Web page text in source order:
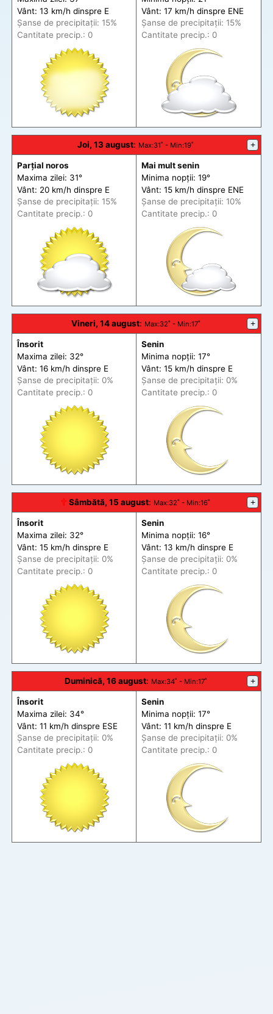
Vânt: 13 km/h dinspre E
Șanse de precipitații: 15%
Cantitate precip.: 0
Vânt: 17 km/h dinspre ENE
Șanse de precipitații: 15%
Cantitate precip.: 0
Joi, 13 august: Max:31˚ - Min:19˚ +
Parțial noros
Maxima zilei: 31°
Vânt: 20 km/h dinspre E
Șanse de precipitații: 15%
Cantitate precip.: 0
Mai mult senin
Minima nopții: 19°
Vânt: 15 km/h dinspre ENE
Șanse de precipitații: 10%
Cantitate precip.: 0
Vineri, 14 august: Max:32˚ - Min:17˚ +
Însorit
Maxima zilei: 32°
Vânt: 16 km/h dinspre E
Șanse de precipitații: 0%
Cantitate precip.: 0
Senin
Minima nopții: 17°
Vânt: 15 km/h dinspre E
Șanse de precipitații: 0%
Cantitate precip.: 0
🕆 Sâmbătă, 15 august: Max:32˚ - Min:16˚ +
Însorit
Maxima zilei: 32°
Vânt: 15 km/h dinspre E
Șanse de precipitații: 0%
Cantitate precip.: 0
Senin
Minima nopții: 16°
Vânt: 13 km/h dinspre E
Șanse de precipitații: 0%
Cantitate precip.: 0
Duminică, 16 august: Max:34˚ - Min:17˚ +
Însorit
Maxima zilei: 34°
Vânt: 11 km/h dinspre ESE
Șanse de precipitații: 0%
Cantitate precip.: 0
Senin
Minima nopții: 17°
Vânt: 11 km/h dinspre E
Șanse de precipitații: 0%
Cantitate precip.: 0